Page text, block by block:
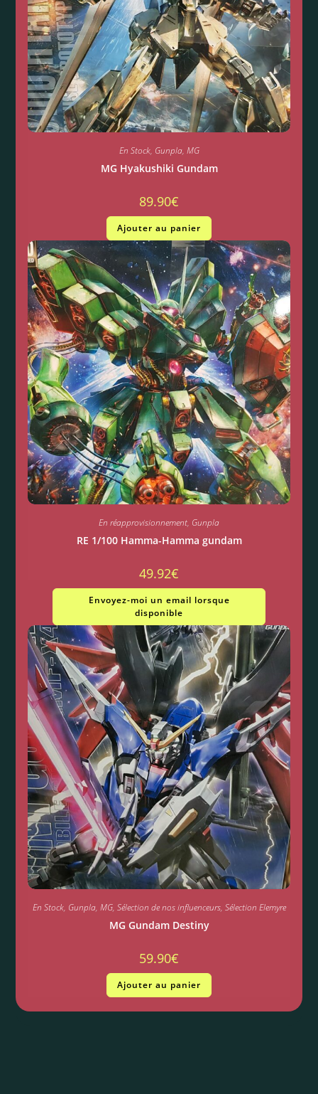
En Stock, Gunpla, MG
MG Hyakushiki Gundam
89.90€
Ajouter au panier
En réapprovisionnement, Gunpla
RE 1/100 Hamma-Hamma gundam
49.92€
Envoyez-moi un email lorsque
disponible
En Stock, Gunpla, MG, Sélection de nos influenceurs, Sélection Elemyre
MG Gundam Destiny
59.90€
Ajouter au panier